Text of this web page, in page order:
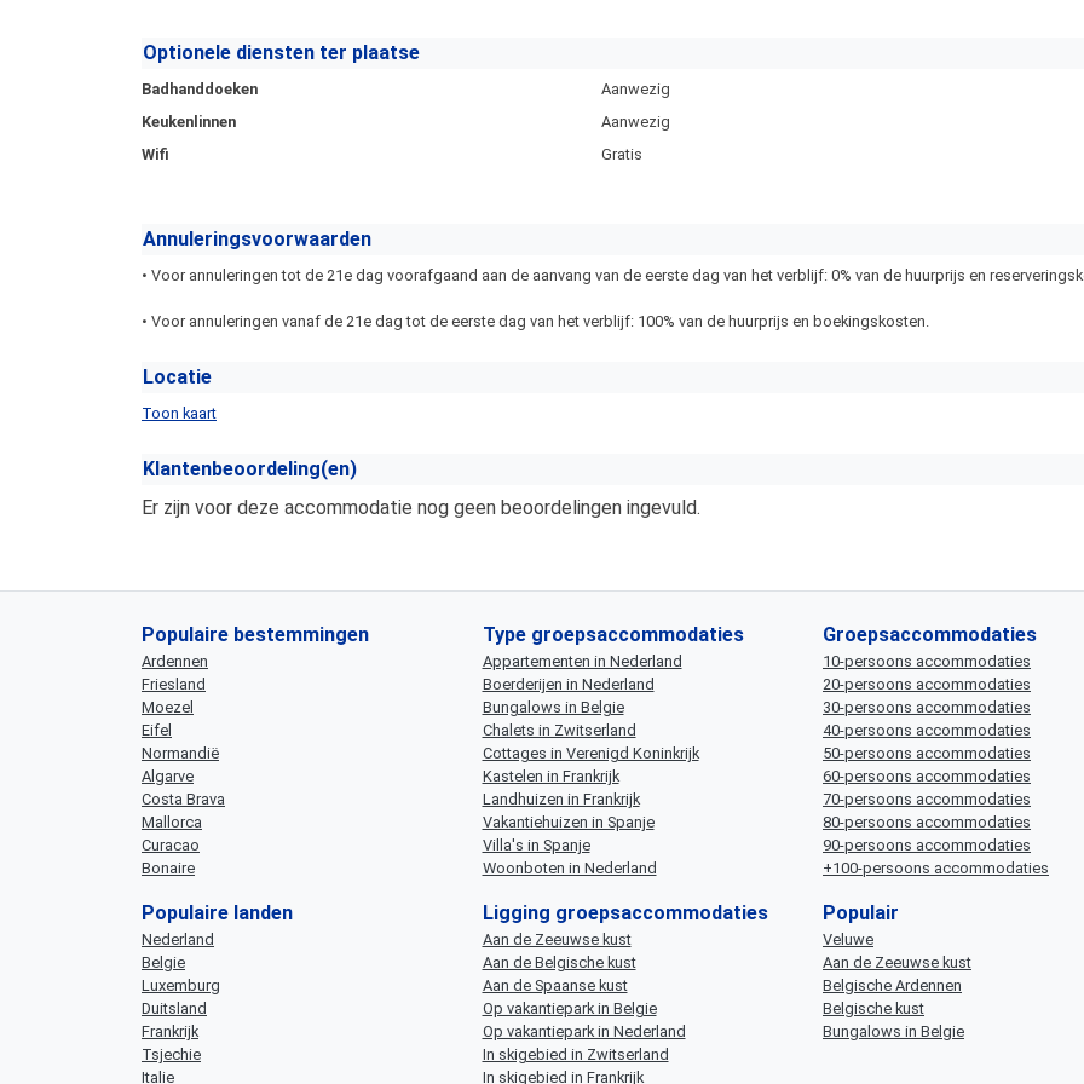
Optionele diensten ter plaatse
Badhanddoeken
Aanwezig
Keukenlinnen
Aanwezig
Wifi
Gratis
Annuleringsvoorwaarden
• Voor annuleringen tot de 21e dag voorafgaand aan de aanvang van de eerste dag van het verblijf: 0% van de huurprijs en
• Voor annuleringen vanaf de 21e dag tot de eerste dag van het verblijf: 100% van de huurprijs en boekingskosten.
Locatie
Toon kaart
Klantenbeoordeling(en)
Er zijn voor deze accommodatie nog geen beoordelingen ingevuld.
Populaire bestemmingen
Ardennen
Friesland
Moezel
Eifel
Normandië
Algarve
Costa Brava
Mallorca
Curacao
Bonaire
Populaire landen
Nederland
Belgie
Luxemburg
Duitsland
Frankrijk
Tsjechie
Italie
Type groepsaccommodaties
Appartementen in Nederland
Boerderijen in Nederland
Bungalows in Belgie
Chalets in Zwitserland
Cottages in Verenigd Koninkrijk
Kastelen in Frankrijk
Landhuizen in Frankrijk
Vakantiehuizen in Spanje
Villa's in Spanje
Woonboten in Nederland
Ligging groepsaccommodaties
Aan de Zeeuwse kust
Aan de Belgische kust
Aan de Spaanse kust
Op vakantiepark in Belgie
Op vakantiepark in Nederland
In skigebied in Zwitserland
In skigebied in Frankrijk
Groepsaccommodaties
10-persoons accommodaties
20-persoons accommodaties
30-persoons accommodaties
40-persoons accommodaties
50-persoons accommodaties
60-persoons accommodaties
70-persoons accommodaties
80-persoons accommodaties
90-persoons accommodaties
+100-persoons accommodaties
Populair
Veluwe
Aan de Zeeuwse kust
Belgische Ardennen
Belgische kust
Bungalows in Belgie